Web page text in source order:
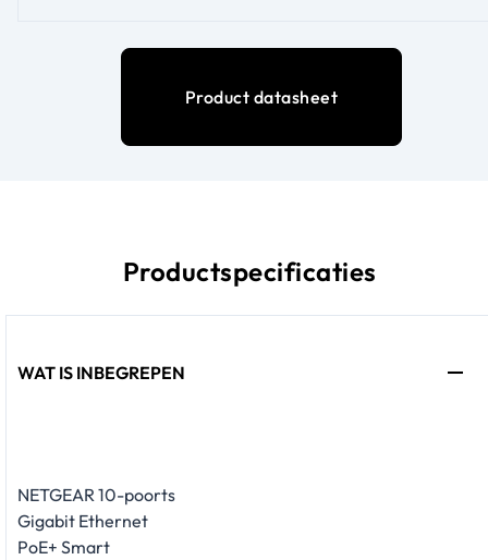
Product datasheet
Productspecificaties
WAT IS INBEGREPEN
NETGEAR 10-poorts
Gigabit Ethernet
PoE+ Smart